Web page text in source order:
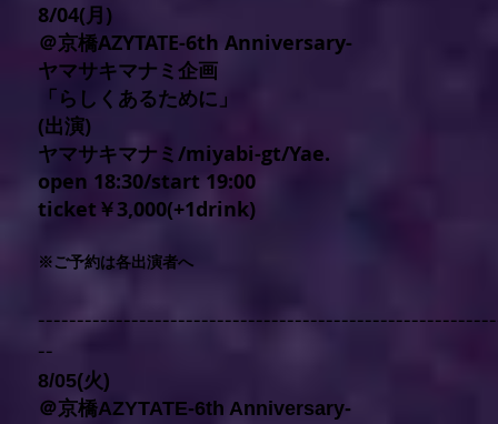
8/04(月)
＠京橋AZYTATE-6th Anniversary-
ヤマサキマナミ企画
「らしくあるために」
(出演)
ヤマサキマナミ/miyabi-gt/Yae.
open 18:30/start 19:00
ticket￥3,000(+1drink)
※ご予約は各出演者へ
--
8/05(火)
＠京橋AZYTATE-6th Anniversary-